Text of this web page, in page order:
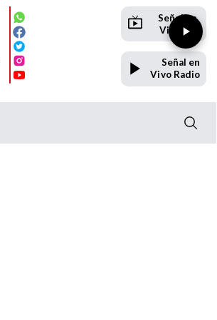
Señal en
Vivo TV
Señal en
Vivo Radio